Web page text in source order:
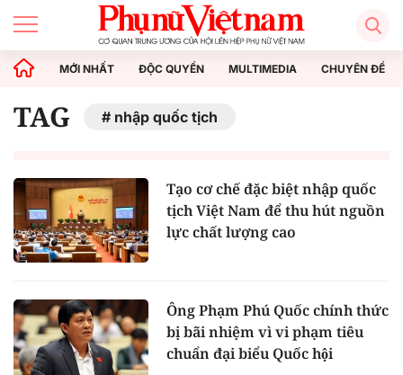
MỚI NHẤT ĐỘC QUYỀN MULTIMEDIA CHUYÊN ĐỀ
TAG nhập quốc tịch
Tạo cơ chế đặc biệt nhập quốc
tịch Việt Nam để thu hút nguồn
lực chất lượng cao
Ông Phạm Phú Quốc chính thức
bị bãi nhiệm vì vi phạm tiêu
chuẩn đại biểu Quốc hội